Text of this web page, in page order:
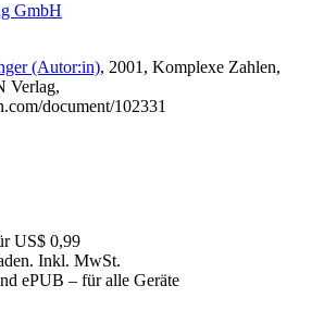
GmbH
(Autor:in), 2001, Komplexe Zahlen,
Verlag,
document/102331
US$ 0,99
Inkl. MwSt.
ePUB – für alle Geräte